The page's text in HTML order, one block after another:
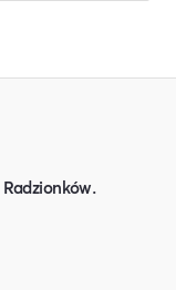
Radzionków.